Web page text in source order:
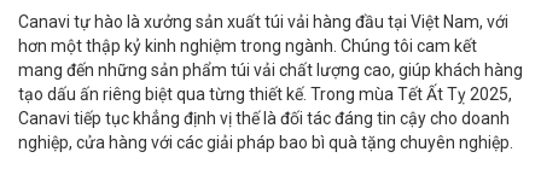
Canavi tự hào là xưởng sản xuất túi vải hàng đầu tại Việt Nam, với
hơn một thập kỷ kinh nghiệm trong ngành. Chúng tôi cam kết
mang đến những sản phẩm túi vải chất lượng cao, giúp khách hàng
tạo dấu ấn riêng biệt qua từng thiết kế. Trong mùa Tết Ất Tỵ 2025,
Canavi tiếp tục khẳng định vị thế là đối tác đáng tin cậy cho doanh
nghiệp, cửa hàng với các giải pháp bao bì quà tặng chuyên nghiệp.